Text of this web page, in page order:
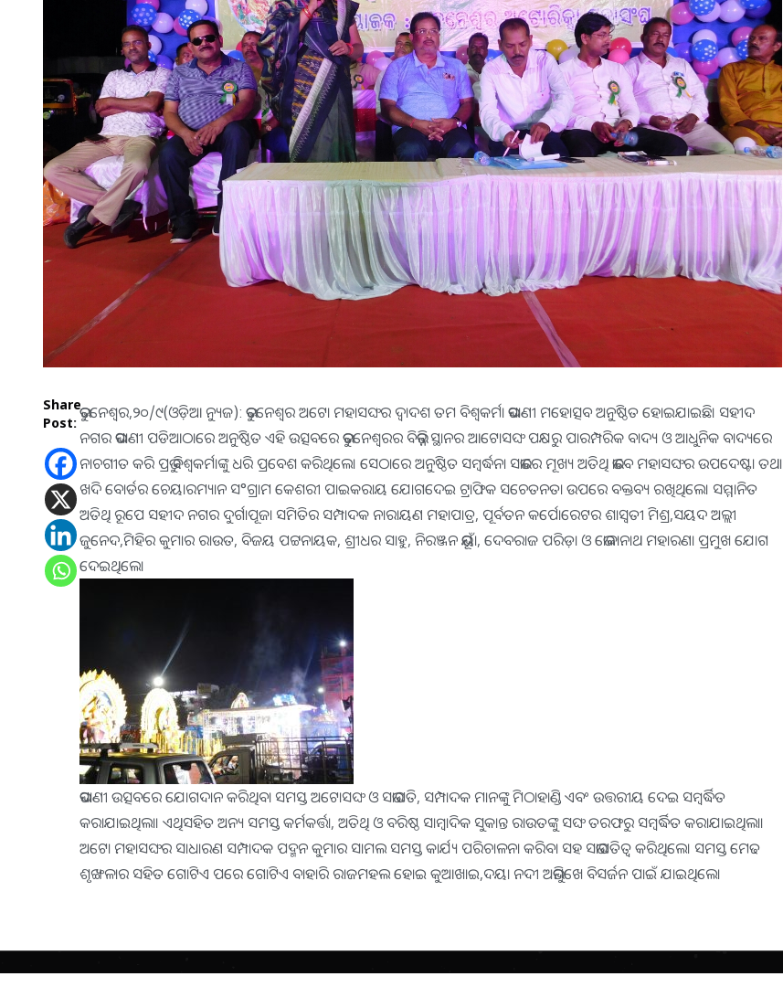
Share
Post:
ଭୁବନେଶ୍ୱର,୨୦/୯(ଓଡ଼ିଆ ନ୍ୟୁଜ): ଭୁବନେଶ୍ୱର ଅଟୋ ମହାସଙ୍ଘର ଦ୍ଵାଦଶ ତମ ବିଶ୍ବକର୍ମା ଭସାଣୀ ମହୋତ୍ସବ ଅନୁଷ୍ଠିତ ହୋଇଯାଇଛି। ସହୀଦ
ନଗର ଭସାଣୀ ପଡିଆଠାରେ ଅନୁଷ୍ଠିତ ଏହି ଉତ୍ସବରେ ଭୁବନେଶ୍ବରର ବିଭିନ୍ନ ସ୍ଥାନର ଆଟୋସଙ୍ଘ ପକ୍ଷରୁ ପାରମ୍ପରିକ ବାଦ୍ୟ ଓ ଆଧୁନିକ ବାଦ୍ୟରେ
ନାଚଗୀତ କରି ପ୍ରଭୁ ବିଶ୍ବକର୍ମାଙ୍କୁ ଧରି ପ୍ରବେଶ କରିଥିଲେ। ସେଠାରେ ଅନୁଷ୍ଠିତ ସମ୍ବର୍ଦ୍ଧନା ସଭାରେ ମୂଖ୍ୟ ଅତିଥି ଭାବେ ମହାସଙ୍ଘର ଉପଦେଷ୍ଟା ତଥା
ଖଦି ବୋର୍ଡର ଚେୟାରମ୍ୟାନ ସ°ଗ୍ରାମ କେଶରୀ ପାଇକରାୟ ଯୋଗଦେଇ ଟ୍ରାଫିକ ସଚେତନତା ଉପରେ ବକ୍ତବ୍ୟ ରଖିଥିଲେ। ସମ୍ମାନିତ
ଅତିଥି ରୂପେ ସହୀଦ ନଗର ଦୁର୍ଗାପୂଜା ସମିତିର ସମ୍ପାଦକ ନାରାୟଣ ମହାପାତ୍ର, ପୂର୍ବତନ କର୍ପୋରେଟର ଶାସ୍ବତୀ ମିଶ୍ର,ସୟଦ ଅଲ୍ଲୀ
ଜୁନେଦ,ମିହିର କୁମାର ରାଉତ, ବିଜୟ ପଟ୍ଟନାୟକ, ଶ୍ରୀଧର ସାହୁ, ନିରଞ୍ଜନ ଭୂୟାଁ, ଦେବରାଜ ପରିଡ଼ା ଓ ଭୋଳାନାଥ ମହାରଣା ପ୍ରମୁଖ ଯୋଗ
ଦେଇଥିଲେ।
ଭସାଣୀ ଉତ୍ସବରେ ଯୋଗଦାନ କରିଥିବା ସମସ୍ତ ଅଟୋସଙ୍ଘ ଓ ସଭାପତି, ସମ୍ପାଦକ ମାନଙ୍କୁ ମିଠାହାଣ୍ଡି ଏବଂ ଉତ୍ତରୀୟ ଦେଇ ସମ୍ବର୍ଦ୍ଧିତ
କରାଯାଇଥିଲା। ଏଥିସହିତ ଅନ୍ୟ ସମସ୍ତ କର୍ମକର୍ତ୍ତା, ଅତିଥି ଓ ବରିଷ୍ଠ ସାମ୍ବାଦିକ ସୁକାନ୍ତ ରାଉତଙ୍କୁ ସଙ୍ଘ ତରଫରୁ ସମ୍ବର୍ଦ୍ଧିତ କରାଯାଇଥିଲା।
ଅଟୋ ମହାସଙ୍ଘର ସାଧାରଣ ସମ୍ପାଦକ ପଦ୍ମନ କୁମାର ସାମଲ ସମସ୍ତ କାର୍ଯ୍ୟ ପରିଚାଳନା କରିବା ସହ ସଭାପତିତ୍ବ କରିଥିଲେ। ସମସ୍ତ ମେଢ
ଶୃଙ୍ଖଳାର ସହିତ ଗୋଟିଏ ପରେ ଗୋଟିଏ ବାହାରି ରାଜମହଲ ହୋଇ କୁଆଖାଇ,ଦୟା ନଦୀ ଅଭିମୁଖେ ବିସର୍ଜନ ପାଇଁ ଯାଇଥିଲେ।